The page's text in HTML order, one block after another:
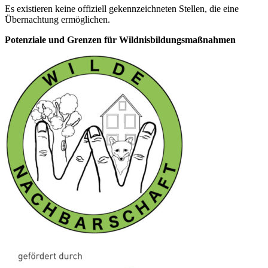
Es existieren keine offiziell gekennzeichneten Stellen, die eine
Übernachtung ermöglichen.
Potenziale und Grenzen für Wildnisbildungsmaßnahmen